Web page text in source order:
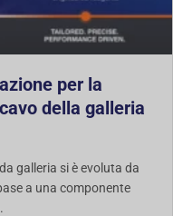
per la
della galleria
galleria si è evoluta da
a una componente